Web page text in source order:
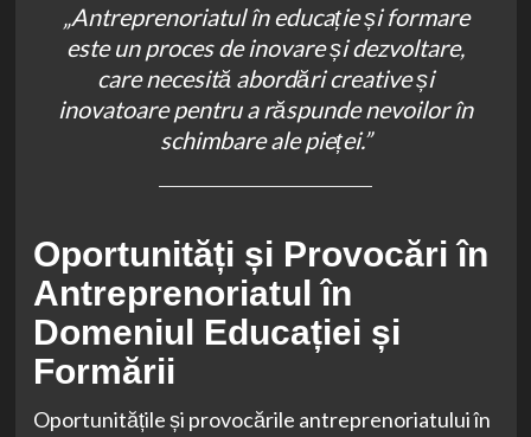
„Antreprenoriatul în educație și formare
este un proces de inovare și dezvoltare,
care necesită abordări creative și
inovatoare pentru a răspunde nevoilor în
schimbare ale pieței.”
Oportunități și Provocări în
Antreprenoriatul în
Domeniul Educației și
Formării
Oportunitățile și provocările antreprenoriatului în